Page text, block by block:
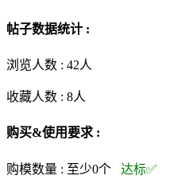
帖子数据统计 :
浏览人数 : 42人
收藏人数 : 8人
购买&使用要求 :
购模数量 : 至少0个 达标✅